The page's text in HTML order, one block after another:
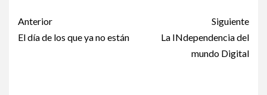
Post
navigation
Anterior
El día de los que ya no están
Siguiente
La INdependencia del
mundo Digital